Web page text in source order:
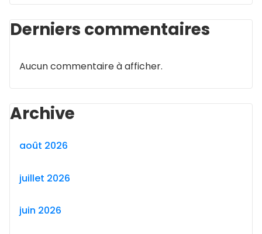
Derniers commentaires
Aucun commentaire à afficher.
Archive
août 2026
juillet 2026
juin 2026